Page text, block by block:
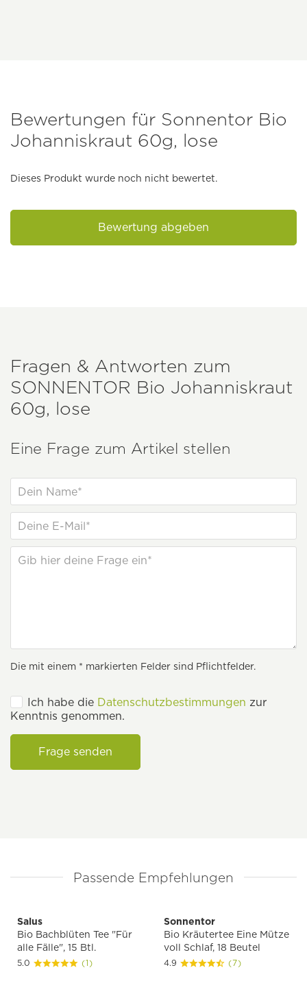
Bewertungen für Sonnentor Bio
Johanniskraut 60g, lose
Dieses Produkt wurde noch nicht bewertet.
Bewertung abgeben
Fragen & Antworten zum
SONNENTOR Bio Johanniskraut
60g, lose
Eine Frage zum Artikel stellen
Die mit einem * markierten Felder sind Pflichtfelder.
Ich habe die Datenschutzbestimmungen zur
Kenntnis genommen.
Frage senden
Passende Empfehlungen
Salus
Bio Bachblüten Tee "Für
alle Fälle", 15 Btl.
5.0 (1)
Sonnentor
Bio Kräutertee Eine Mütze
voll Schlaf, 18 Beutel
4.9 (7)